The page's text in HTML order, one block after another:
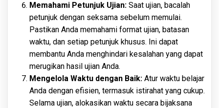
Memahami Petunjuk Ujian: Saat ujian, bacalah
petunjuk dengan seksama sebelum memulai.
Pastikan Anda memahami format ujian, batasan
waktu, dan setiap petunjuk khusus. Ini dapat
membantu Anda menghindari kesalahan yang dapat
merugikan hasil ujian Anda.
Mengelola Waktu dengan Baik: Atur waktu belajar
Anda dengan efisien, termasuk istirahat yang cukup.
Selama ujian, alokasikan waktu secara bijaksana